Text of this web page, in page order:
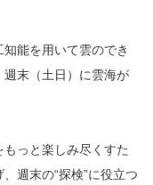
能を用いて雲のでき
末（土日）に雲海が
もっと楽しみ尽くすた
週末の“探検”に役立つ